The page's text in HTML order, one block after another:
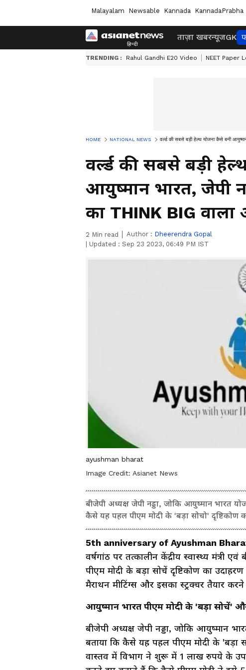
Malayalam Newsable Kannada KannadaPrabha
ताज़ा खबरन्यूजGK
TRENDING : Rahul Gandhi E20 Video NEET Paper
HOME NATIONAL NEWS वर्ल्ड की सबसे बड़ी हेल्थ योजना कैसे बनी
वर्ल्ड की सबसे बड़ी
आयुष्मान भारत, जेपी
का THINK BIG वाला
2 Min read Author : Dheerendra Gopal
Updated : Sep 23 2023, 06:49 PM IST
ayushman bharat
Image Credit: Asianet News
बीजेपी अध्यक्ष जेपी नड्डा, जोकि आयुष्मान भारत
कैसे यह पहल पीएम मोदी के 'बड़ा सोचो' दृष्टिकोण
5th anniversary of Ayushman
वर्षगांठ पर तत्कालीन केंद्रीय स्वास्थ्य मंत्री
पीएम मोदी के बड़ा सोचें दृष्टिकोण का
मैराथन मीटिंग्स और इसका स्ट्रक्चर तैयार
आयुष्मान भारत पीएम मोदी के 'बड़ा सोचें'
बीजेपी अध्यक्ष जेपी नड्डा, जोकि आयुष्मान
बताया कि कैसे यह पहल पीएम मोदी के 'बड़ा
वास्तव में विभाग ने शुरू में 1 लाख रुपये के